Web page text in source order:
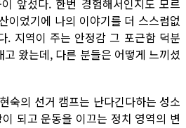
앞섰다. 한번 경험해서인지도 모르
이었기에 나의 이야기를 더 스스럼없
. 지역이 주는 안정감 그 포근함 덕분
왔는데, 다른 분들은 어떻게 느끼셨
숙의 선거 캠프는 난다긴다하는 성소
되고 운동을 이끄는 정치 영역의 변